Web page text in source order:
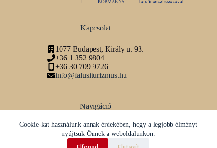
Cookie-kat használunk annak érdekében, hogy a legjobb élményt
nyújtsuk Önnek a weboldalunkon.
Kapcsolat
1077 Budapest, Király u. 93.
+36 1 352 9804
+36 30 709 9726
info@falusiturizmus.hu
Navigáció
Adatvédelmi tájékoztató
Közösségi média